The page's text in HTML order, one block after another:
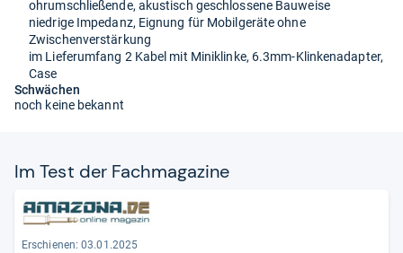
ohrumschließende, akustisch geschlossene Bauweise
niedrige Impedanz, Eignung für Mobilgeräte ohne
Zwischenverstärkung
im Lieferumfang 2 Kabel mit Miniklinke, 6.3mm-Klinkenadapter,
Case
Schwächen
noch keine bekannt
Im Test der Fach­ma­ga­zine
Erschienen: 03.01.2025